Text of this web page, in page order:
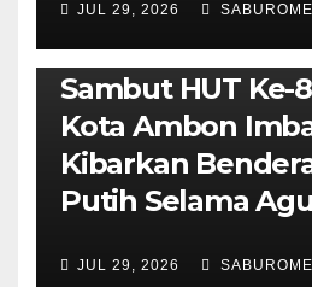
JUL 29, 2026
AMBON METRO POLITIK &
Sambut HUT Ke-
Kota Ambon
Kibarkan
Putih Selama
JUL 29, 2026
PENDIDIKAN & OLAHRAGA THE